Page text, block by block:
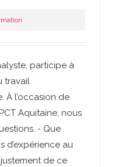
participe à
travail
À l’occasion de
Aquitaine, nous
- Que
d’expérience au
de ce